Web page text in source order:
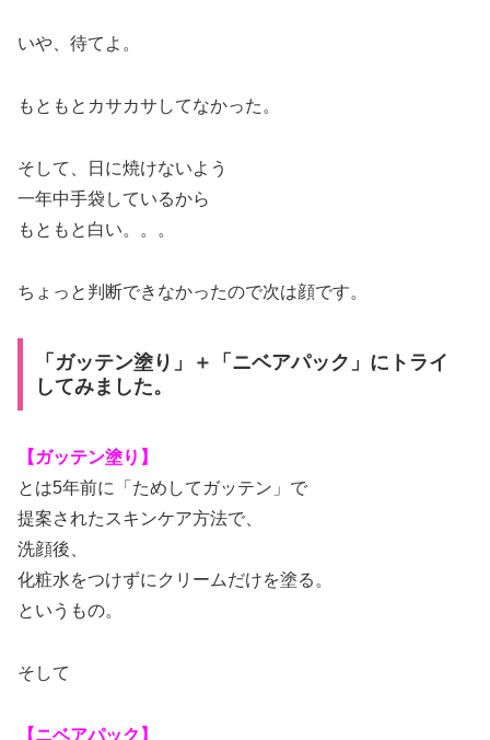
いや、待てよ。
もともとカサカサしてなかった。
そして、日に焼けないよう
一年中手袋しているから
もともと白い。。。
ちょっと判断できなかったので次は顔です。
「ガッテン塗り」＋「ニベアパック」にトライ
してみました。
【ガッテン塗り】
とは5年前に「ためしてガッテン」で
提案されたスキンケア方法で、
洗顔後、
化粧水をつけずにクリームだけを塗る。
というもの。
そして
【ニベアパック】